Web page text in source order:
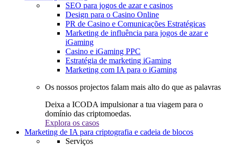
SEO para jogos de azar e casinos
Design para o Casino Online
PR de Casino e Comunicações Estratégicas
Marketing de influência para jogos de azar e
iGaming
Casino e iGaming PPC
Estratégia de marketing iGaming
Marketing com IA para o iGaming
Os nossos projectos falam mais alto do que as palavras
Deixa a ICODA impulsionar a tua viagem para o
domínio das criptomoedas.
Explora os casos
Marketing de IA para criptografia e cadeia de blocos
Serviços